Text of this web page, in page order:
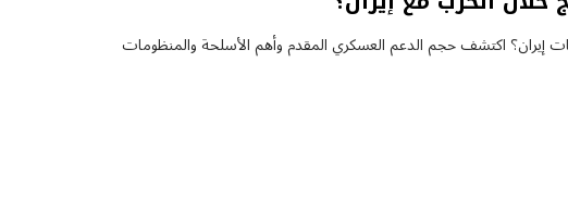
اكتشف حجم الدعم العسكري المقدم وأهم الأسلحة والمنظومات